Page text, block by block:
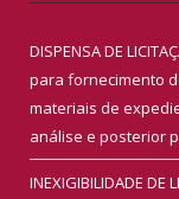
DISPENSA DE
para fornecimento
materiais de
análise e posterior
INEXIGIBILIDADE DE